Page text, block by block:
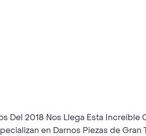
Del 2018 Nos Llega Esta
en Darnos Piezas de